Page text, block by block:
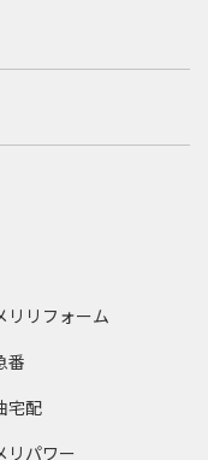
リリフォーム
番
宅配
リパワー